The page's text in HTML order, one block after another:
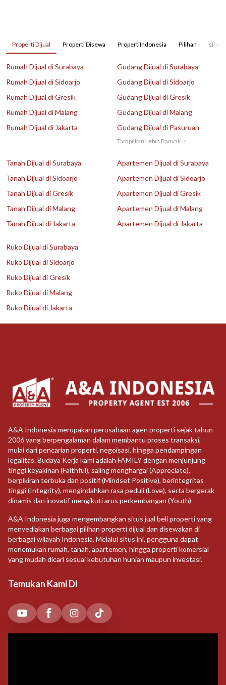
Properti Dijual Properti Disewa PropertiIndonesia Pilihan
Rumah Dijual di Surabaya
Rumah Dijual di Sidoarjo
Rumah Dijual di Gresik
Rumah Dijual di Malang
Rumah Dijual di Jakarta
Gudang Dijual di Surabaya
Gudang Dijual di Sidoarjo
Gudang Dijual di Gresik
Gudang Dijual di Malang
Gudang Dijual di Pasuruan
Tampilkan Lebih Banyak
Tanah Dijual di Surabaya
Tanah Dijual di Sidoarjo
Tanah Dijual di Gresik
Tanah Dijual di Malang
Tanah Dijual di Jakarta
Apartemen Dijual di Surabaya
Apartemen Dijual di Sidoarjo
Apartemen Dijual di Gresik
Apartemen Dijual di Malang
Apartemen Dijual di Jakarta
Ruko Dijual di Surabaya
Ruko Dijual di Sidoarjo
Ruko Dijual di Gresik
Ruko Dijual di Malang
Ruko Dijual di Jakarta
A&A Indonesia merupakan perusahaan agen properti sejak tahun
2006 yang berpengalaman dalam membantu proses transaksi,
mulai dari pencarian properti, negoisasi, hingga pendampingan
legalitas. Budaya Kerja kami adalah FAMILY dengan menjunjung
tinggi keyakinan (Faithful), saling menghargai (Appreciate),
berpikiran terbuka dan positif (Mindset Positive), berintegritas
tinggi (Integrity), mengindahkan rasa peduli (Love), serta bergerak
dinamis dan inovatif mengikuti arus perkembangan (Youth)
A&A Indonesia juga mengembangkan situs jual beli properti yang
menyediakan berbagai pilihan properti dijual dan disewakan di
berbagai wilayah Indonesia. Melalui situs ini, pengguna dapat
menemukan rumah, tanah, apartemen, hingga properti komersial
yang mudah dicari sesuai kebutuhan hunian maupun investasi.
Temukan Kami Di